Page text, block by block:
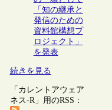
「知の継承と
発信のための
資料館構想プ
ロジェクト」
を発表
続きを見る
「カレントアウェア
ネス-R」用のRSS：